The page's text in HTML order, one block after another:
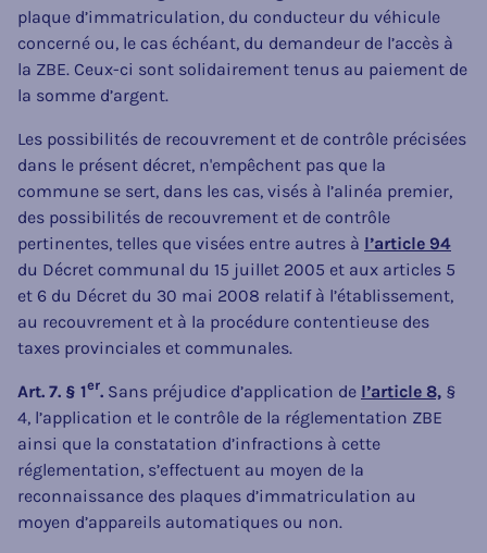
plaque d’immatriculation, du conducteur du véhicule
concerné ou, le cas échéant, du demandeur de l’accès à
la ZBE. Ceux-ci sont solidairement tenus au paiement de
la somme d’argent.
Les possibilités de recouvrement et de contrôle précisées
dans le présent décret, n'empêchent pas que la
commune se sert, dans les cas, visés à l’alinéa premier,
des possibilités de recouvrement et de contrôle
pertinentes, telles que visées entre autres à l’article 94
du Décret communal du 15 juillet 2005 et aux articles 5
et 6 du Décret du 30 mai 2008 relatif à l’établissement,
au recouvrement et à la procédure contentieuse des
taxes provinciales et communales.
Art. 7. § 1er. Sans préjudice d’application de l’article 8, §
4, l’application et le contrôle de la réglementation ZBE
ainsi que la constatation d’infractions à cette
réglementation, s’effectuent au moyen de la
reconnaissance des plaques d’immatriculation au
moyen d’appareils automatiques ou non.